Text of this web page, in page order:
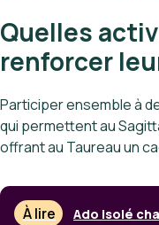
Quelles
renforcer
Participer ensemble à
qui permettent au
offrant au Taureau un
À lire Ado isolé